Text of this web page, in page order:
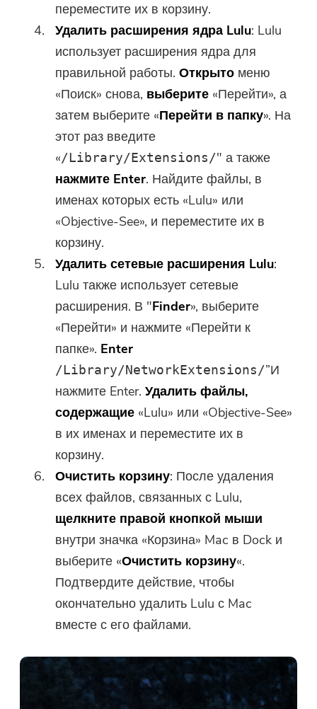
переместите их в корзину.
Удалить расширения ядра Lulu: Lulu
использует расширения ядра для
правильной работы.Открыто меню
«Поиск» снова, выберите «Перейти», а
затем выберите «Перейти в папку». На
этот раз введите
«/Library/Extensions/" а также
нажмите Enter. Найдите файлы, в
именах которых есть «Lulu» или
«Objective-See», и переместите их в
корзину.
Удалить сетевые расширения Lulu:
Lulu также использует сетевые
расширения. В "Finder», выберите
«Перейти» и нажмите «Перейти к
папке». Enter
/Library/NetworkExtensions/”И
нажмите Enter.Удалить файлы,
содержащие «Lulu» или «Objective-See»
в их именах и переместите их в
корзину.
Очистить корзину: После удаления
всех файлов, связанных с Lulu,
щелкните правой кнопкой мыши
внутри значка «Корзина» Mac в Dock и
выберите «Очистить корзину«.
Подтвердите действие, чтобы
окончательно удалить Lulu с Mac
вместе с его файлами.
Вы почти закончили.
Подпишитесь на наши лучшие
предложения и новости о
приложениях iMyMac.
Это программное обеспечение
можно только скачать. Это
программное обеспечение
можно загрузить и
использовать только на Mac.
Вы можете ввести свой адрес
электронной почты, чтобы
получить ссылку для
скачивания и код купона. Если
вы хотите купить программное
обеспечение, пожалуйста,
нажмитемагазин.
Пожалуйста, введите адрес
электронной почты.
Отправить
Спасибо за вашу подписку!
Спасибо за вашу подписку!
Ссылка для скачивания и код